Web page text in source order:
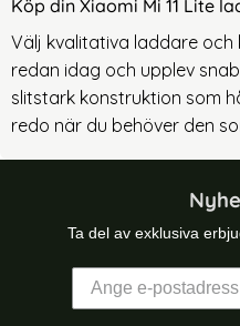
Köp din Xiaomi Mi 11 Lite
Välj kvalitativa laddare och
redan idag och upplev
slitstark konstruktion som
redo när du behöver den
Ta del av exklusiva